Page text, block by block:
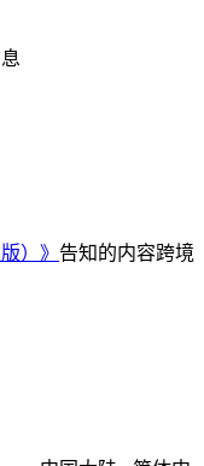
）》 告知的内容跨境